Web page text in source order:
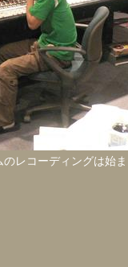
レコーディングは始